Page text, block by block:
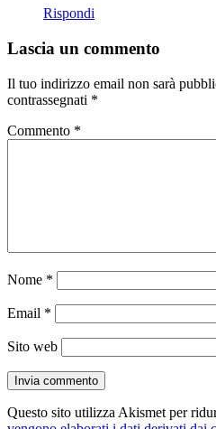
Rispondi
Lascia un commento
Il tuo indirizzo email non sarà
contrassegnati *
Commento *
Nome *
Email *
Sito web
Questo sito utilizza Akismet per